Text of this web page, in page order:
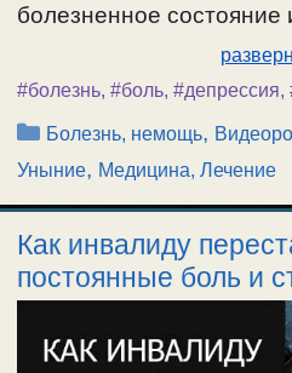
болезненное
#болезнь, #боль, #депрессия,
Рубрики
Болезнь, немощь,
Уныние, Медицина, Лечение
Как инвалиду
постоянные боль и